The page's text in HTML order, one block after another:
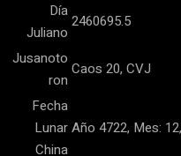
Día
Juliano
2460695.5
Jusanoto
ron
Caos 20, CVJ
Fecha
Lunar
China
Año 4722, Mes: